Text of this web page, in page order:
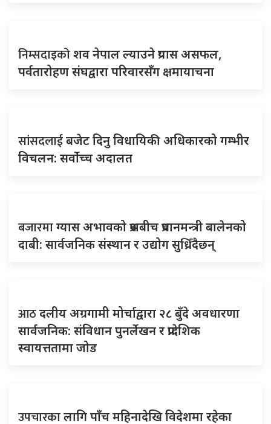
निम्सदाइकोशव नेपाल ल्याउने प्रयास असफल,
पर्वतारोहण संघद्वारा परिवारसँग क्षमायाचना
सांसदलाईबजेट दिनु विधायिकी अधिकारको गम्भीर
विचलन: सर्वोच्च अदालत
बजारमाग्यास अभावको प्रश्नबीच प्रधानमन्त्री बालेनको
दाबी: सार्वजनिक संस्थान र उद्योग सुध्रिँदैछन्
आठदलीय अग्रगामी मोर्चाद्वारा २८ बुँदे अवधारणा
सार्वजनिक: संविधान पुनर्लेखन र प्रादेशिक
स्वायत्ततामा जोड
उपचारकालागि पाँच महिनादेखि विदेशमा रहेका